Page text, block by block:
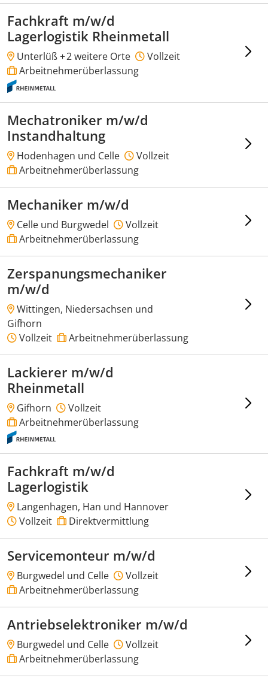
Fachkraft m/w/d
Lagerlogistik Rheinmetall
Unterlüß +2 weitere Orte
Vollzeit
Arbeitnehmerüberlassung
Mechatroniker m/w/d
Instandhaltung
Hodenhagen und Celle
Vollzeit
Arbeitnehmerüberlassung
Mechaniker m/w/d
Celle und Burgwedel
Vollzeit
Arbeitnehmerüberlassung
Zerspanungsmechaniker
m/w/d
Wittingen, Niedersachsen und
Gifhorn
Vollzeit
Arbeitnehmerüberlassung
Lackierer m/w/d
Rheinmetall
Gifhorn
Vollzeit
Arbeitnehmerüberlassung
Fachkraft m/w/d
Lagerlogistik
Langenhagen, Han und Hannover
Vollzeit
Direktvermittlung
Servicemonteur m/w/d
Burgwedel und Celle
Vollzeit
Arbeitnehmerüberlassung
Antriebselektroniker m/w/d
Burgwedel und Celle
Vollzeit
Arbeitnehmerüberlassung